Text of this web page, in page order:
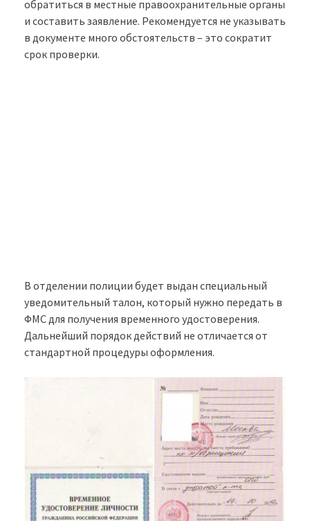
обратиться в местные правоохранительные органы
и составить заявление. Рекомендуется не указывать
в документе много обстоятельств – это сократит
срок проверки.
В отделении полиции будет выдан специальный
уведомительный талон, который нужно передать в
ФМС для получения временного удостоверения.
Дальнейший порядок действий не отличается от
стандартной процедуры оформления.